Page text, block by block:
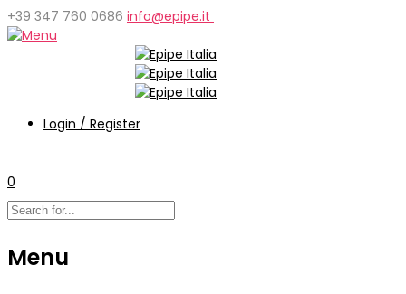
+39 347 760 0686 info@epipe.it
Login / Register
0
Menu